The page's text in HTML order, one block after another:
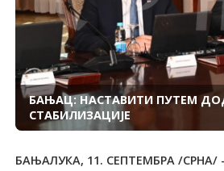
БАЊАЦ: НАСТАВИТИ ПУТЕМ
СТАБИЛИЗАЦИЈЕ
БАЊАЛУКА, 11. СЕПТЕМБРА /СРНА/